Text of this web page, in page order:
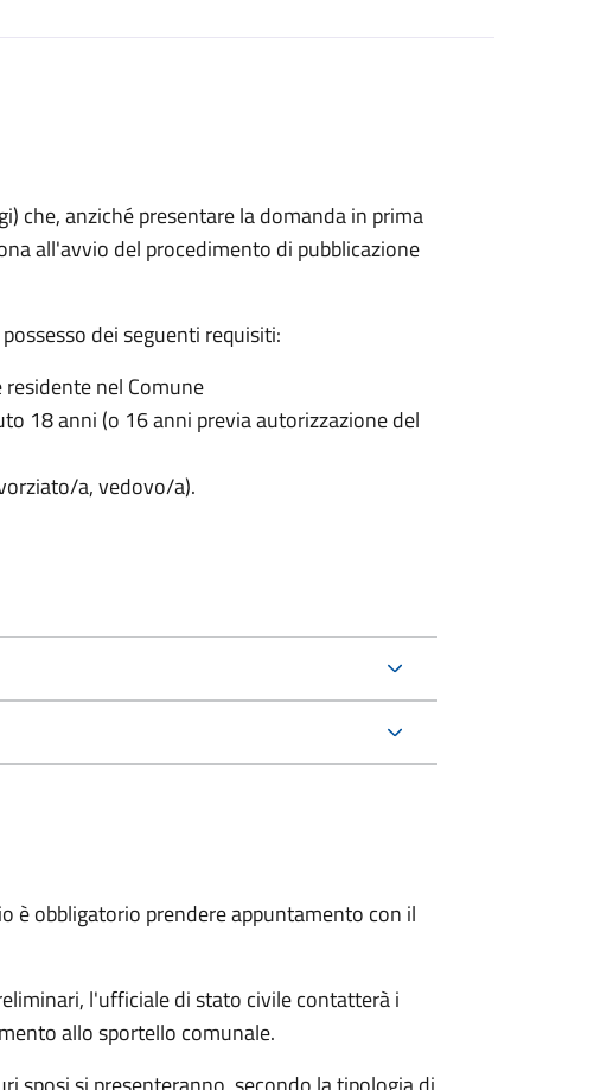
che, anziché presentare la domanda in prima
all'avvio del procedimento di pubblicazione
dei seguenti requisiti:
nel Comune
18 anni (o 16 anni previa autorizzazione del
a, vedovo/a).
è obbligatorio prendere appuntamento con il
l'ufficiale di stato civile contatterà i
allo sportello comunale.